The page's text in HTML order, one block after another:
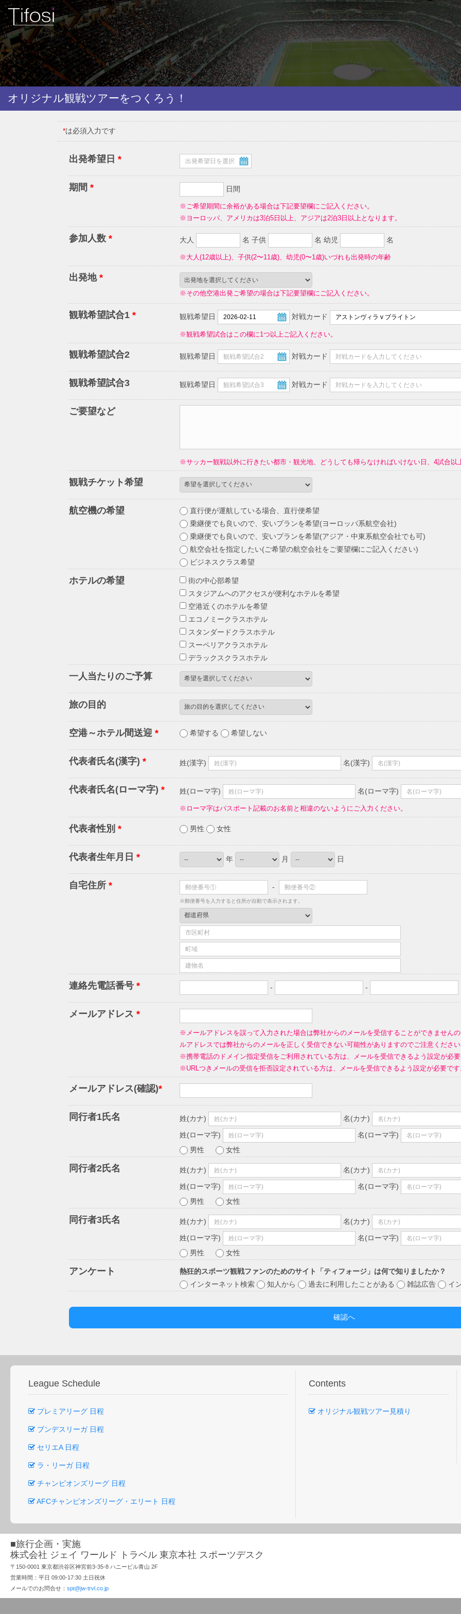
オリジナル観戦ツアーをつくろう！
*は必須入力です
出発希望日*
期間* 日間
※ご希望期間に余裕がある場合は下記要望欄にご記入ください。
※ヨーロッパ、アメリカは3泊5日以上、アジアは2泊3日以上となります。
参加人数* 大人 名 子供 名 幼児 名
※大人(12歳以上)、子供(2〜11歳)、幼児(0〜1歳)いづれも出発時の年齢
出発地*
※その他空港出発ご希望の場合は下記要望欄にご記入ください。
観戦希望試合1* 観戦希望日 対戦カード
※観戦希望試合はこの欄に1つ以上ご記入ください。
観戦希望試合2 観戦希望日 対戦カード
観戦希望試合3 観戦希望日 対戦カード
ご要望など
※サッカー観戦以外に行きたい都市・観光地、どうしても帰らなければいけない日、4試合以
観戦チケット希望
航空機の希望
直行便が運航している場合、直行便希望
乗継便でも良いので、安いプランを希望(ヨーロッパ系航空会社)
乗継便でも良いので、安いプランを希望(アジア・中東系航空会社でも可)
航空会社を指定したい(ご希望の航空会社をご要望欄にご記入ください)
ビジネスクラス希望
ホテルの希望
街の中心部希望
スタジアムへのアクセスが便利なホテルを希望
空港近くのホテルを希望
エコノミークラスホテル
スタンダードクラスホテル
スーペリアクラスホテル
デラックスクラスホテル
一人当たりのご予算
旅の目的
空港～ホテル間送迎* 希望する 希望しない
代表者氏名(漢字)* 姓(漢字) 名(漢字)
代表者氏名(ローマ字)* 姓(ローマ字) 名(ローマ字)
※ローマ字はパスポート記載のお名前と相違のないようにご入力ください。
代表者性別* 男性 女性
代表者生年月日* 年 月 日
自宅住所* -
※郵便番号を入力すると住所が自動で表示されます。
連絡先電話番号* - -
メールアドレス*
※メールアドレスを誤って入力された場合は弊社からのメールを受信することができません
ルアドレスでは弊社からのメールを正しく受信できない可能性がありますのでご注意ください
※携帯電話のドメイン指定受信をご利用されている方は、メールを受信できるよう設定が必
※URLつきメールの受信を拒否設定されている方は、メールを受信できるよう設定が必要です
メールアドレス(確認)*
同行者1氏名 姓(カナ)
名(カナ)
姓(ローマ字)
名(ローマ字)
男性
女性
同行者2氏名 姓(カナ)
名(カナ)
姓(ローマ字)
名(ローマ字)
男性
女性
同行者3氏名 姓(カナ)
名(カナ)
姓(ローマ字)
名(ローマ字)
男性
女性
アンケート
熱狂的スポーツ観戦ファンのためのサイト「ティフォージ」は何で知りましたか？
インターネット検索
知人から 過去に利用したことがある 雑誌広告 イ
League Schedule
プレミアリーグ 日程
ブンデスリーガ 日程
セリエA 日程
ラ・リーガ 日程
チャンピオンズリーグ 日程
AFCチャンピオンズリーグ・エリート 日程
Contents
オリジナル観戦ツアー見積り
■旅行企画・実施
株式会社 ジェイ ワールド トラベル 東京本社 スポーツデスク
〒150-0001 東京都渋谷区神宮前3-35-8 ハニービル青山 2F
営業時間：平日 09:00-17:30 土日祝休
メールでのお問合せ： spt@jw-trvl.co.jp